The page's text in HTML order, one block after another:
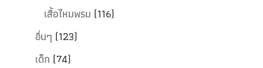
เสื้อไหมพรม (116)
อื่นๆ (123)
เด็ก (74)